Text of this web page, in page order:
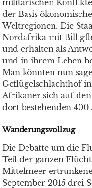
militärischen
der Basis
Weltregionen. Die
Nordafrika mit
und erhalten als
und in ihrem Leben
Man könnten nun
Geflügelschlachthof
Afrikaner sich auf
dort bestehenden
Wanderungsvollzug
Die Debatte um die
Teil der ganzen
Mittelmeer
September 2015 drei